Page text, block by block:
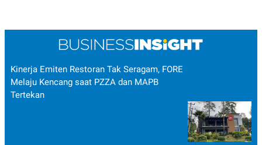
Kinerja Emiten Restoran Tak Seragam, FORE
Melaju Kencang saat PZZA dan MAPB
Tertekan